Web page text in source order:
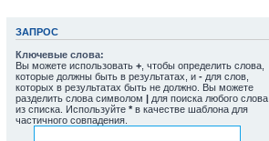
ЗАПРОС
Ключевые слова:
Вы можете использовать + , чтобы определить слова,
которые должны быть в результатах, и - для слов,
которых в результатах быть не должно. Вы можете
разделить слова символом | для поиска любого слова
из списка. Используйте * в качестве шаблона для
частичного совпадения.